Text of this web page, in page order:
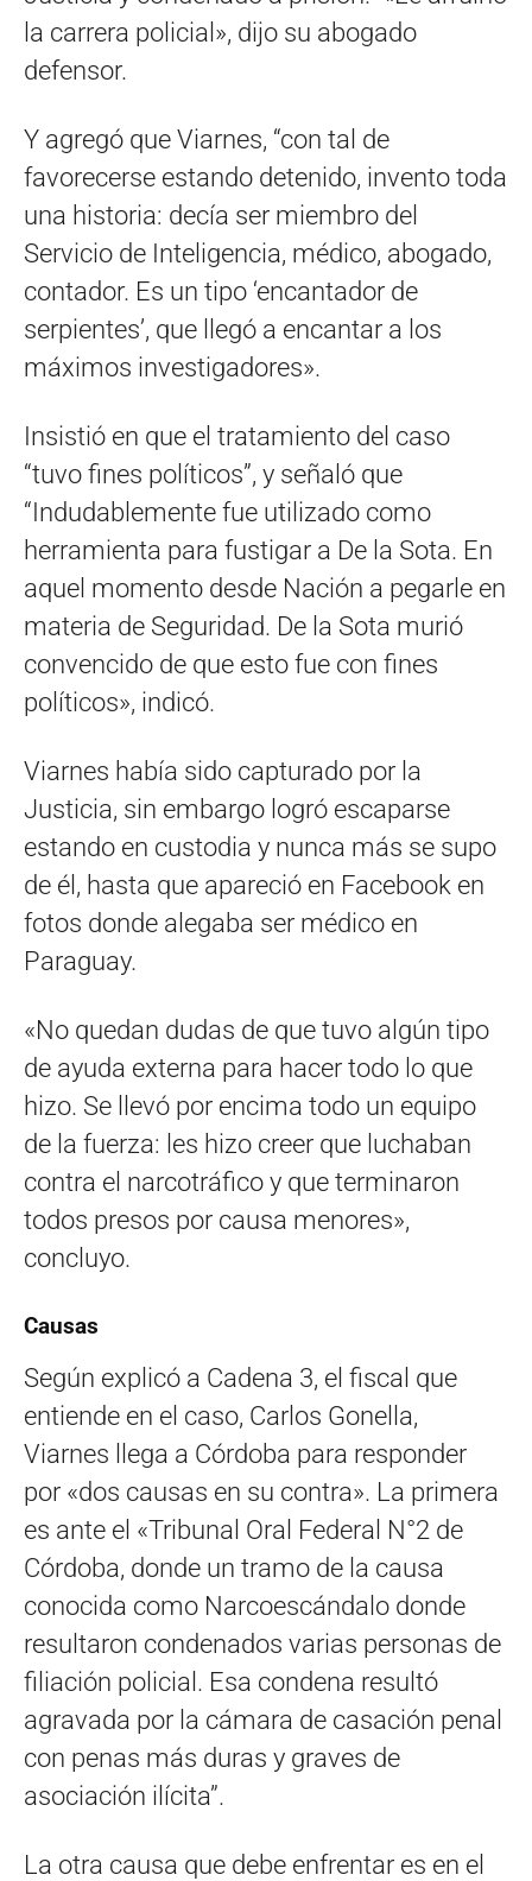
la carrera policial», dijo su abogado
defensor.
Y agregó que Viarnes, “con tal de
favorecerse estando detenido, invento toda
una historia: decía ser miembro del
Servicio de Inteligencia, médico, abogado,
contador. Es un tipo ‘encantador de
serpientes’, que llegó a encantar a los
máximos investigadores».
Insistió en que el tratamiento del caso
“tuvo fines políticos”, y señaló que
“Indudablemente fue utilizado como
herramienta para fustigar a De la Sota. En
aquel momento desde Nación a pegarle en
materia de Seguridad. De la Sota murió
convencido de que esto fue con fines
políticos», indicó.
Viarnes había sido capturado por la
Justicia, sin embargo logró escaparse
estando en custodia y nunca más se supo
de él, hasta que apareció en Facebook en
fotos donde alegaba ser médico en
Paraguay.
«No quedan dudas de que tuvo algún tipo
de ayuda externa para hacer todo lo que
hizo. Se llevó por encima todo un equipo
de la fuerza: les hizo creer que luchaban
contra el narcotráfico y que terminaron
todos presos por causa menores»,
concluyo.
Causas
Según explicó a Cadena 3, el fiscal que
entiende en el caso, Carlos Gonella,
Viarnes llega a Córdoba para responder
por «dos causas en su contra». La primera
es ante el «Tribunal Oral Federal N°2 de
Córdoba, donde un tramo de la causa
conocida como Narcoescándalo donde
resultaron condenados varias personas de
filiación policial. Esa condena resultó
agravada por la cámara de casación penal
con penas más duras y graves de
asociación ilícita”.
La otra causa que debe enfrentar es en el